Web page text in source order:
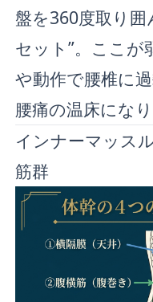
盤を360度取り
セット”。ここが
や動作で腰椎に
腰痛の温床になり
インナーマッス
筋群